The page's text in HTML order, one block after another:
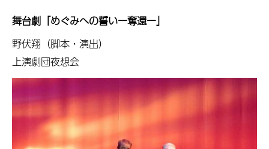
舞台劇「めぐみへの誓いー奪還ー」
野伏翔（脚本・演出）
上演劇団夜想会